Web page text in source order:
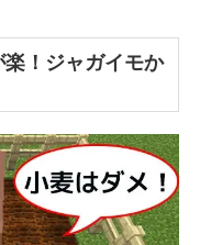
！ジャガイモか